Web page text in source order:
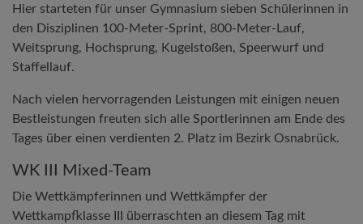
Hier starteten für unser Gymnasium sieben Schülerinnen in
den Disziplinen 100-Meter-Sprint, 800-Meter-Lauf,
Weitsprung, Hochsprung, Kugelstoßen, Speerwurf und
Staffellauf.
Nach vielen hervorragenden Leistungen mit einigen neuen
Bestleistungen freuten sich alle Sportlerinnen am Ende des
Tages über einen verdienten 2. Platz im Bezirk Osnabrück.
WK III Mixed-Team
Die Wettkämpferinnen und Wettkämpfer der
Wettkampfklasse III überraschten an diesem Tag mit